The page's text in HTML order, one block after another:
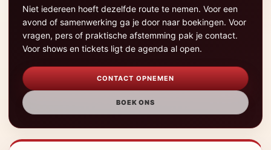
Niet iedereen hoeft dezelfde route te nemen. Voor een
avond of samenwerking ga je door naar boekingen. Voor
vragen, pers of praktische afstemming pak je contact.
Voor shows en tickets ligt de agenda al open.
CONTACT OPNEMEN
BOEK ONS